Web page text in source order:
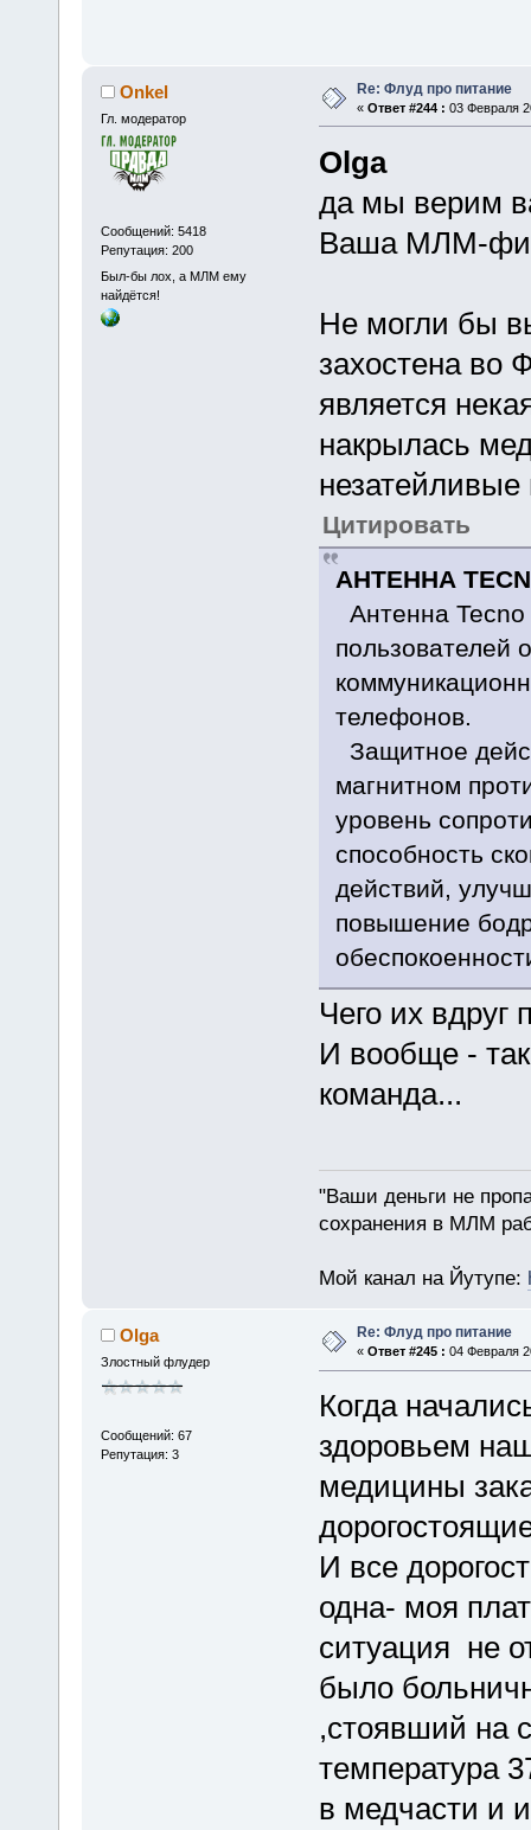
Onkel
Гл. модератор
Сообщений: 5418
Репутация: 200
Был-бы лох, а МЛМ ему
найдётся!
Re: Флуд про питание
« Ответ #244 : 03 Февраля
Olga
да мы верим
Ваша МЛМ-
Не могли бы
захостена во
является
накрылась
незатейливые
Цитировать
АНТЕННА
Антенна
пользователей
телефонов.
Защитное
магнитном
уровень
способность
действий,
повышение
Чего их вдруг
И вообще -
команда...
"Ваши деньги не
сохранения в МЛМ
Мой канал на Йутупе:
Olga
Злостный флудер
Сообщений: 67
Репутация: 3
Re: Флуд про питание
« Ответ #245 : 04 Февраля
Когда
здоровьем
медицины
И все
одна- моя
ситуация не
было
,стоявший на
температура
в медчасти и